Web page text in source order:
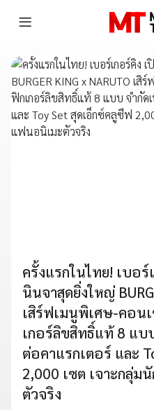
ครั้งแรกในไทย! เบอร์
นินจาสุดยิ่งใหญ่
เสิร์ฟเมนูพิเศษ-คอน
เกอร์ลิขสิทธิ์แท้ 8 แบ
ต่อคาแรกเตอร์ และ
2,000 เซต เจาะกลุ่
ตัวจริง